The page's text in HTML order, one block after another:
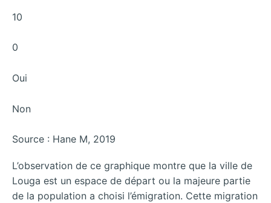
10
0
Oui
Non
Source : Hane M, 2019
L’observation de ce graphique montre que la ville de
Louga est un espace de départ ou la majeure partie
de la population a choisi l’émigration. Cette migration